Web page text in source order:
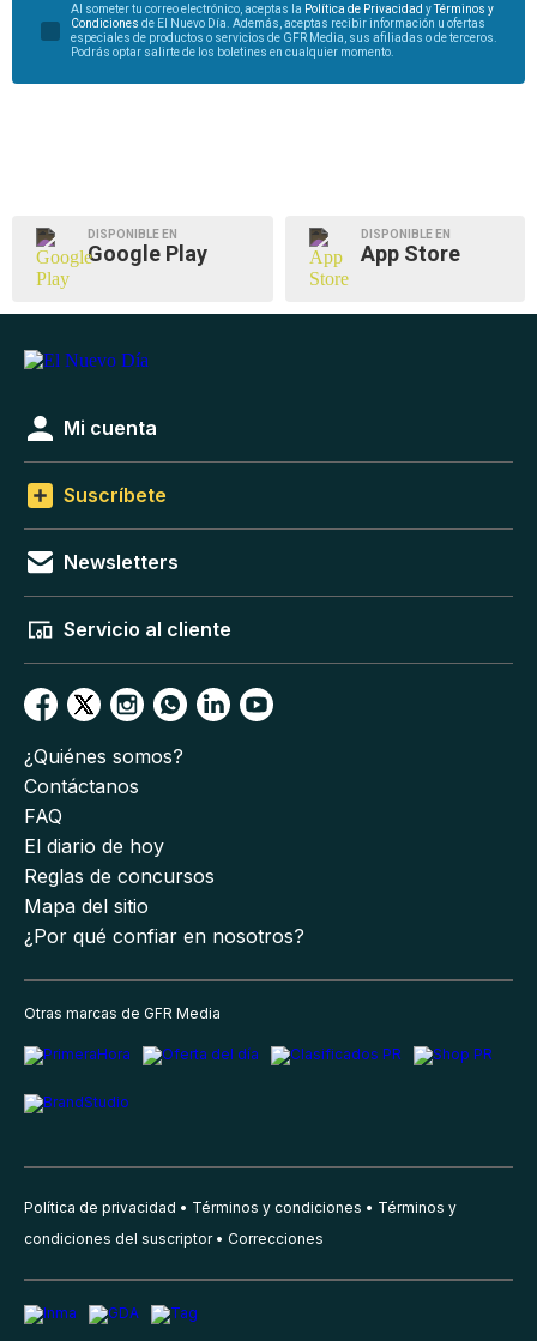
Al someter tu correo electrónico, aceptas la Política de Privacidad yTérminos y
Condiciones de El Nuevo Día. Además, aceptas recibir información u ofertas
especiales de productos o servicios de GFR Media, sus afiliadas o de terceros.
Podrás optar salirte de los boletines en cualquier momento.
DISPONIBLE EN
Google Play
DISPONIBLE EN
App Store
Mi cuenta
Suscríbete
Newsletters
Servicio al cliente
¿Quiénes somos?
Contáctanos
FAQ
El diario de hoy
Reglas de concursos
Mapa del sitio
¿Por qué confiar en nosotros?
Otras marcas de GFR Media
Política de privacidad Términos y condiciones
Términos y
condiciones del suscriptor
Correcciones